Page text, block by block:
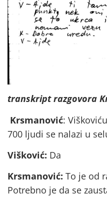
transkript razgovora
Krsmanović:
700 ljudi se nalazi u
Višković: Da
Krsmanović: To je od
Potrebno je da se